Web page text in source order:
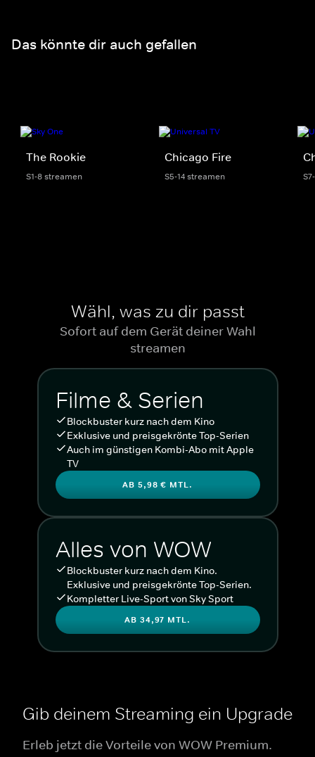
Das könnte dir auch gefallen
The Rookie
S1-8 streamen
Chicago Fire
S5-14 streamen
Wähl, was zu dir passt
Sofort auf dem Gerät deiner Wahl
streamen
Filme & Serien
Blockbuster kurz nach dem Kino
Exklusive und preisgekrönte Top-Serien
Auch im günstigen Kombi-Abo mit Apple
TV
AB 5,98 € MTL.
Alles von WOW
Blockbuster kurz nach dem Kino.
Exklusive und preisgekrönte Top-Serien.
Kompletter Live-Sport von Sky Sport
AB 34,97 MTL.
Gib deinem Streaming ein Upgrade
Erleb jetzt die Vorteile von WOW Premium.